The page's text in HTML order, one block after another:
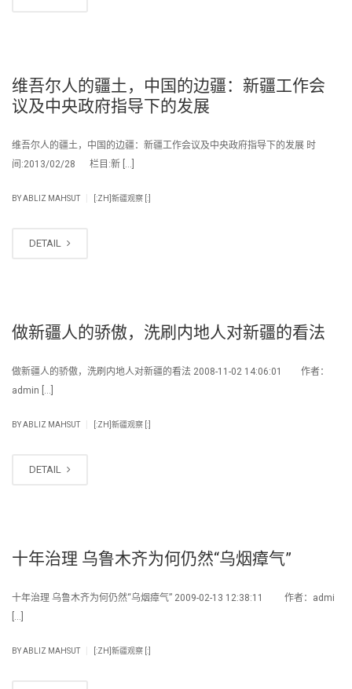
维吾尔人的疆土，中国的边疆：新疆工作会
议及中央政府指导下的发展
维吾尔人的疆土，中国的边疆：新疆工作会议及中央政府指导下的发展 时
间:2013/02/28 栏目:新 […]
BYABLIZ MAHSUT [:ZH]新疆观察 [:]
DETAIL
做新疆人的骄傲，洗刷内地人对新疆的看法
做新疆人的骄傲，洗刷内地人对新疆的看法 2008-11-02 14:06:01 作者：
admin […]
BYABLIZ MAHSUT [:ZH]新疆观察 [:]
DETAIL
十年治理 乌鲁木齐为何仍然“乌烟瘴气”
十年治理 乌鲁木齐为何仍然“乌烟瘴气” 2009-02-13 12:38:11 作者：admi
[…]
BYABLIZ MAHSUT [:ZH]新疆观察 [:]